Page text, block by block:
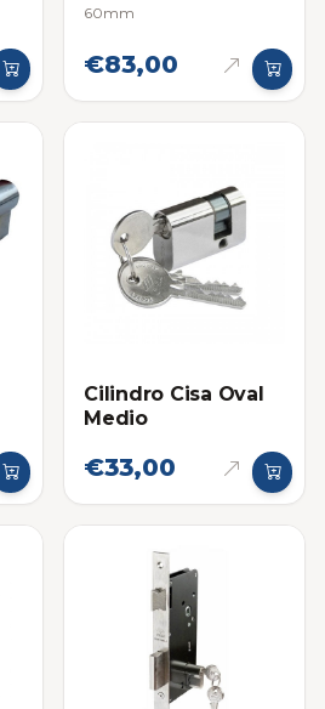
60mm
€83,00
Cilindro Cisa Oval
Medio
€33,00